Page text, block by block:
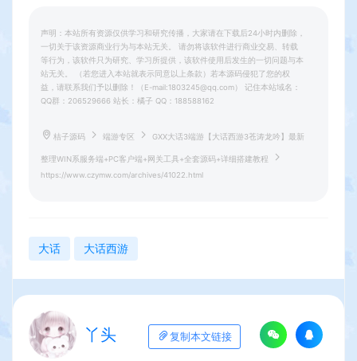
声明：本站所有资源仅供学习和研究传播，大家请在下载后24小时内删除，
一切关于该资源商业行为与本站无关。 请勿将该软件进行商业交易、转载
等行为，该软件只为研究、学习所提供，该软件使用后发生的一切问题与本
站无关。 （若您进入本站就表示同意以上条款）若本源码侵犯了您的权
益，请联系我们予以删除！（E-mail:1803245@qq.com） 记住本站域名：
QQ群：206529666 站长：橘子 QQ：188588162
桔子源码 端游专区 GXX大话3端游【大话西游3苍涛龙吟】最新
整理WIN系服务端+PC客户端+网关工具+全套源码+详细搭建教程
https://www.czymw.com/archives/41022.html
大话 大话西游
丫头 复制本文链接